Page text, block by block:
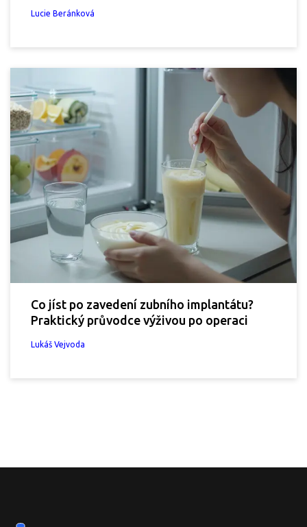
Lucie Beránková
Co jíst po zavedení zubního implantátu?
Praktický průvodce výživou po operaci
Lukáš Vejvoda